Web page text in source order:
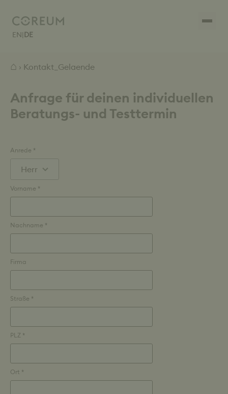
EN|DE
⌂ › Kontakt_Gelaende
Anfrage für deinen individuellen
Beratungs- und Testtermin
Anrede *
Vorname *
Nachname *
Firma
Straße *
PLZ *
Ort *